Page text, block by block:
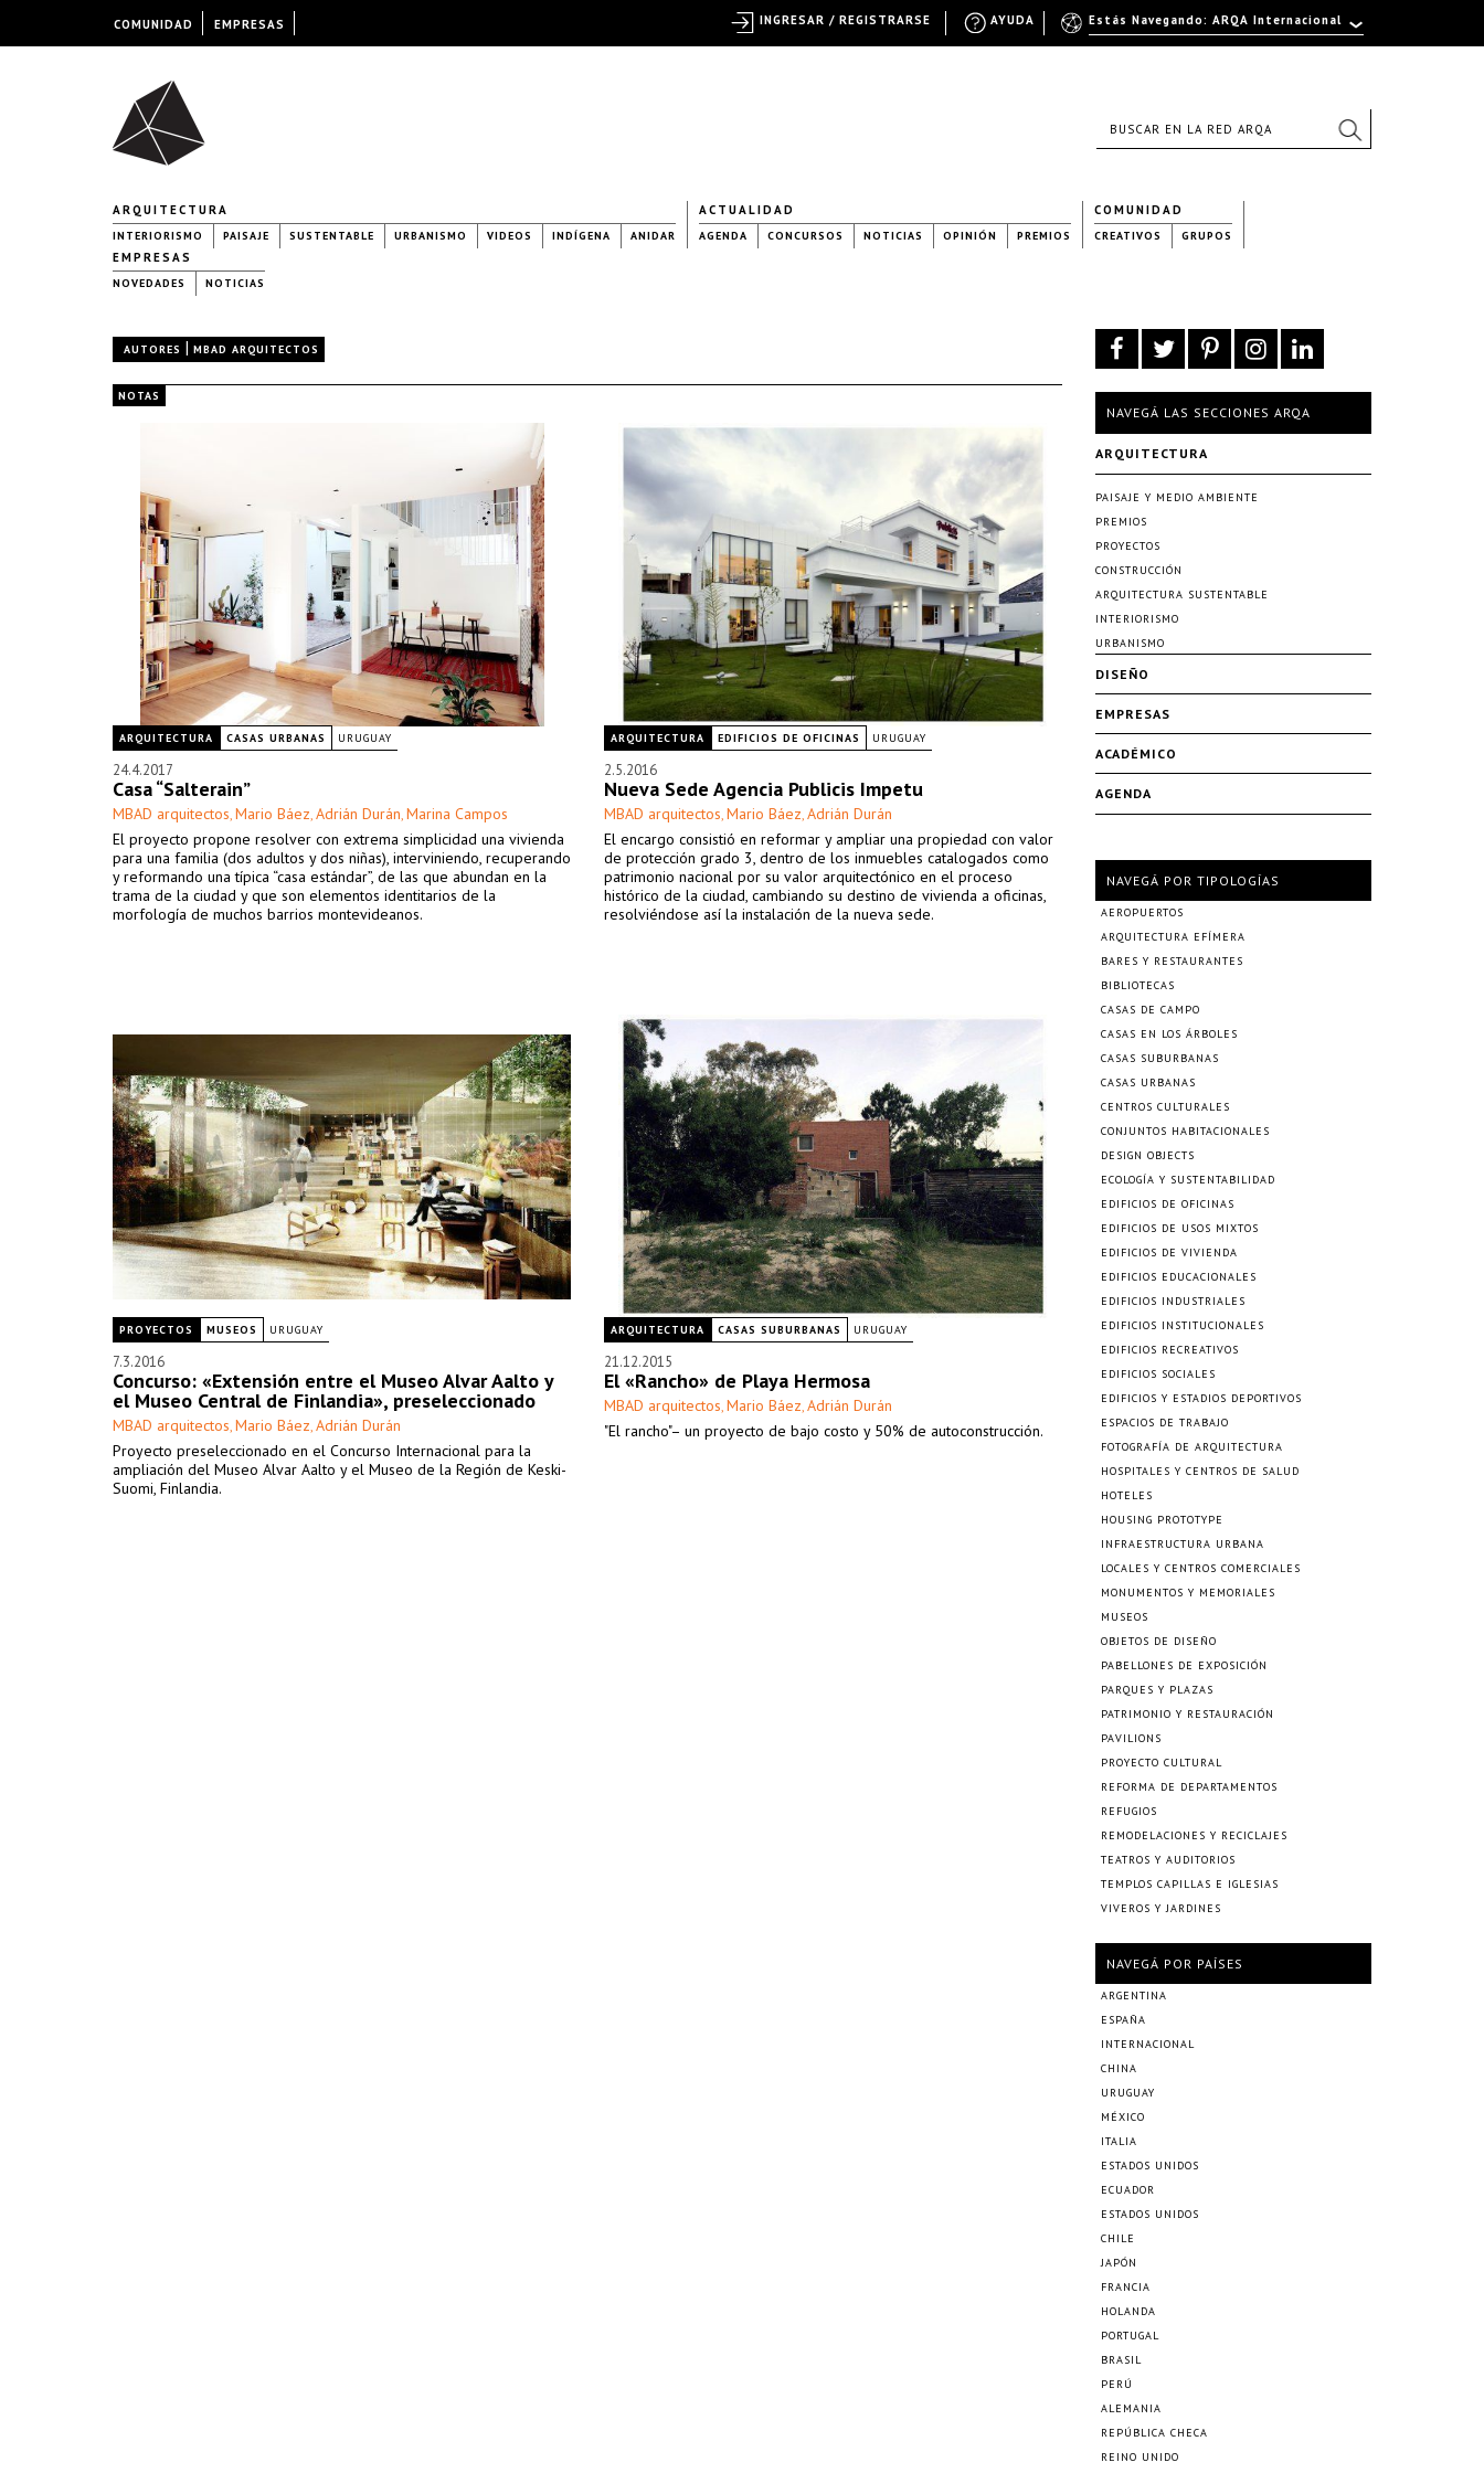
ARQUITECTURA
INTERIORISMO PAISAJE SUSTENTABLE URBANISMO VIDEOS INDÍGENA ANIDAR
ACTUALIDAD
AGENDA CONCURSOS NOTICIAS OPINIÓN PREMIOS
COMUNIDAD
CREATIVOS GRUPOS
EMPRESAS
NOVEDADES NOTICIAS
AUTORES | MBAD ARQUITECTOS
NOTAS
ARQUITECTURA CASAS URBANAS URUGUAY
24.4.2017
Casa “Salterain”
MBAD arquitectos, Mario Báez, Adrián Durán, Marina Campos
El proyecto propone resolver con extrema simplicidad una vivienda
para una familia (dos adultos y dos niñas), interviniendo, recuperando
y reformando una típica “casa estándar”, de las que abundan en la
trama de la ciudad y que son elementos identitarios de la
morfología de muchos barrios montevideanos.
ARQUITECTURA EDIFICIOS DE OFICINAS URUGUAY
2.5.2016
Nueva Sede Agencia Publicis Impetu
MBAD arquitectos, Mario Báez, Adrián Durán
El encargo consistió en reformar y ampliar una propiedad con valor
de protección grado 3, dentro de los inmuebles catalogados como
patrimonio nacional por su valor arquitectónico en el proceso
histórico de la ciudad, cambiando su destino de vivienda a oficinas,
resolviéndose así la instalación de la nueva sede.
PROYECTOS MUSEOS URUGUAY
7.3.2016
Concurso: «Extensión entre el Museo Alvar Aalto y
el Museo Central de Finlandia», preseleccionado
MBAD arquitectos, Mario Báez, Adrián Durán
Proyecto preseleccionado en el Concurso Internacional para la
ampliación del Museo Alvar Aalto y el Museo de la Región de Keski-
Suomi, Finlandia.
ARQUITECTURA CASAS SUBURBANAS URUGUAY
21.12.2015
El «Rancho» de Playa Hermosa
MBAD arquitectos, Mario Báez, Adrián Durán
"El rancho"– un proyecto de bajo costo y 50% de autoconstrucción.
NAVEGÁ LAS SECCIONES ARQA
ARQUITECTURA
PAISAJE Y MEDIO AMBIENTE
PREMIOS
PROYECTOS
CONSTRUCCIÓN
ARQUITECTURA SUSTENTABLE
INTERIORISMO
URBANISMO
DISEÑO
EMPRESAS
ACADÉMICO
AGENDA
NAVEGÁ POR TIPOLOGÍAS
AEROPUERTOS
ARQUITECTURA EFÍMERA
BARES Y RESTAURANTES
BIBLIOTECAS
CASAS DE CAMPO
CASAS EN LOS ÁRBOLES
CASAS SUBURBANAS
CASAS URBANAS
CENTROS CULTURALES
CONJUNTOS HABITACIONALES
DESIGN OBJECTS
ECOLOGÍA Y SUSTENTABILIDAD
EDIFICIOS DE OFICINAS
EDIFICIOS DE USOS MIXTOS
EDIFICIOS DE VIVIENDA
EDIFICIOS EDUCACIONALES
EDIFICIOS INDUSTRIALES
EDIFICIOS INSTITUCIONALES
EDIFICIOS RECREATIVOS
EDIFICIOS SOCIALES
EDIFICIOS Y ESTADIOS DEPORTIVOS
ESPACIOS DE TRABAJO
FOTOGRAFÍA DE ARQUITECTURA
HOSPITALES Y CENTROS DE SALUD
HOTELES
HOUSING PROTOTYPE
INFRAESTRUCTURA URBANA
LOCALES Y CENTROS COMERCIALES
MONUMENTOS Y MEMORIALES
MUSEOS
OBJETOS DE DISEÑO
PABELLONES DE EXPOSICIÓN
PARQUES Y PLAZAS
PATRIMONIO Y RESTAURACIÓN
PAVILIONS
PROYECTO CULTURAL
REFORMA DE DEPARTAMENTOS
REFUGIOS
REMODELACIONES Y RECICLAJES
TEATROS Y AUDITORIOS
TEMPLOS CAPILLAS E IGLESIAS
VIVEROS Y JARDINES
NAVEGÁ POR PAÍSES
ARGENTINA
ESPAÑA
INTERNACIONAL
CHINA
URUGUAY
MÉXICO
ITALIA
ESTADOS UNIDOS
ECUADOR
ESTADOS UNIDOS
CHILE
JAPÓN
FRANCIA
HOLANDA
PORTUGAL
BRASIL
PERÚ
ALEMANIA
REPÚBLICA CHECA
REINO UNIDO
COMUNIDAD EMPRESAS Estás Navegando: ARQA Internacional
AYUDA
INGRESAR / REGISTRARSE